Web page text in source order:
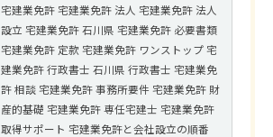
宅建業免許 宅建業免許 法人 宅建業免許 法人
設立 宅建業免許 石川県 宅建業免許 必要書類
宅建業免許 定款 宅建業免許 ワンストップ 宅
建業免許 行政書士 石川県 行政書士 宅建業免
許 相談 宅建業免許 事務所要件 宅建業免許 財
産的基礎 宅建業免許 専任宅建士 宅建業免許
取得サポート 宅建業免許と会社設立の順番